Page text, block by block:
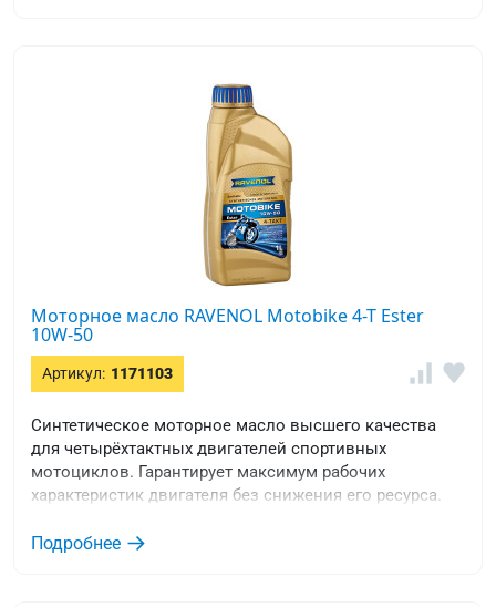
Моторное масло RAVENOL Motobike 4-T Ester
10W-50
Артикул: 1171103
Синтетическое моторное масло высшего качества
для четырёхтактных двигателей спортивных
мотоциклов. Гарантирует максимум рабочих
характеристик двигателя без снижения его ресурса.
Подробнее